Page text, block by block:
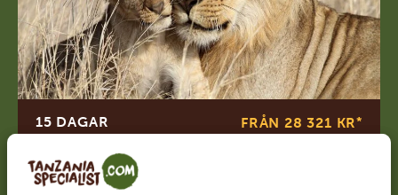
15 DAGAR FRÅN 28 321 KR*
15 DAGAR SAFARI & ZANZIBAR - RES I